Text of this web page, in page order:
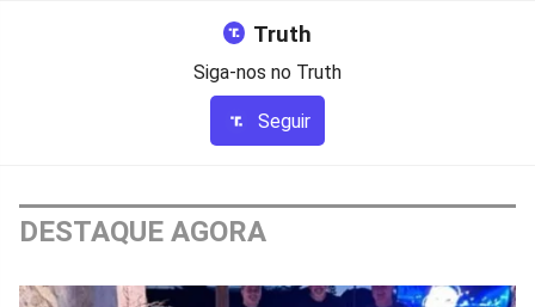
Truth
Siga-nos no Truth
Seguir
DESTAQUE AGORA